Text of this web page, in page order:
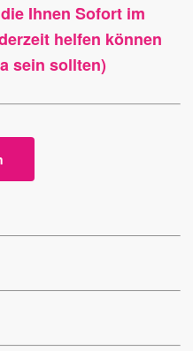
Ihnen Sofort im
helfen können
sein sollten)